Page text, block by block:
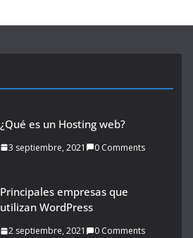
¿Qué es un Hosting web?
3 septiembre, 2021 0 Comments
Principales empresas que
utilizan WordPress
2 septiembre, 2021 0 Comments